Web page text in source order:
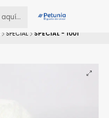
SPECIAL SPECIAL - 1001